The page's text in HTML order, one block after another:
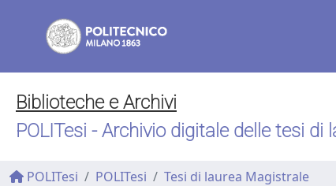
Biblioteche e Archivi
POLITesi - Archivio digitale delle tesi
POLITesi POLITesi Tesi di laurea Magistrale